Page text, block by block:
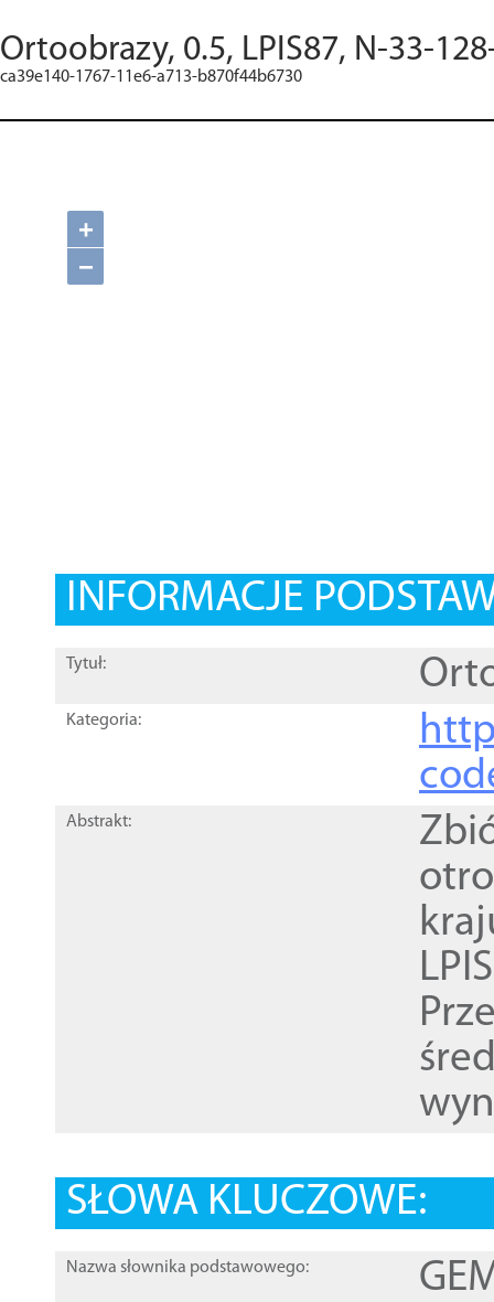
Ortoobrazy, 0.5, LPIS87, N-33-
ca39e140-1767-11e6-a713-b870f44b6730
+
−
INFORMACJE
Tytuł:
Kategoria:
Abstrakt:
SŁOWA KLUCZOWE:
Nazwa słownika podstawowego: